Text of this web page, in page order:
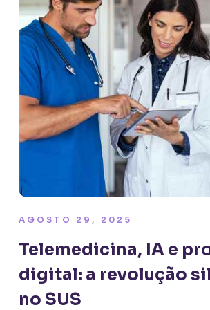
AGOSTO 29, 2025
Telemedicina, IA e
digital: a revolução
no SUS